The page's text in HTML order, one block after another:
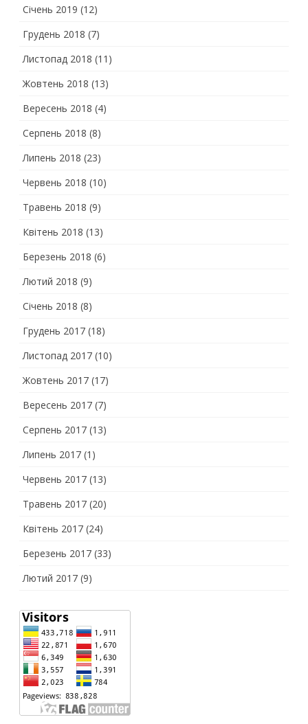
Січень 2019 (12)
Грудень 2018 (7)
Листопад 2018 (11)
Жовтень 2018 (13)
Вересень 2018 (4)
Серпень 2018 (8)
Липень 2018 (23)
Червень 2018 (10)
Травень 2018 (9)
Квітень 2018 (13)
Березень 2018 (6)
Лютий 2018 (9)
Січень 2018 (8)
Грудень 2017 (18)
Листопад 2017 (10)
Жовтень 2017 (17)
Вересень 2017 (7)
Серпень 2017 (13)
Липень 2017 (1)
Червень 2017 (13)
Травень 2017 (20)
Квітень 2017 (24)
Березень 2017 (33)
Лютий 2017 (9)